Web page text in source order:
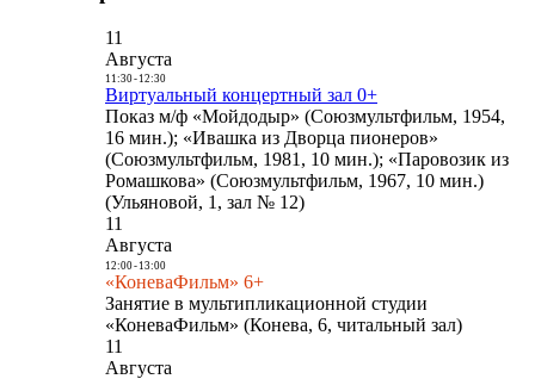
11
Августа
11:30- 12:30
Виртуальный концертный зал 0+
Показ м/ф «Мойдодыр» (Союзмультфильм, 1954,
16 мин.); «Ивашка из Дворца пионеров»
(Союзмультфильм, 1981, 10 мин.); «Паровозик из
Ромашкова» (Союзмультфильм, 1967, 10 мин.)
(Ульяновой, 1, зал № 12)
11
Августа
12:00- 13:00
«КоневаФильм» 6+
Занятие в мультипликационной студии
«КоневаФильм» (Конева, 6, читальный зал)
11
Августа